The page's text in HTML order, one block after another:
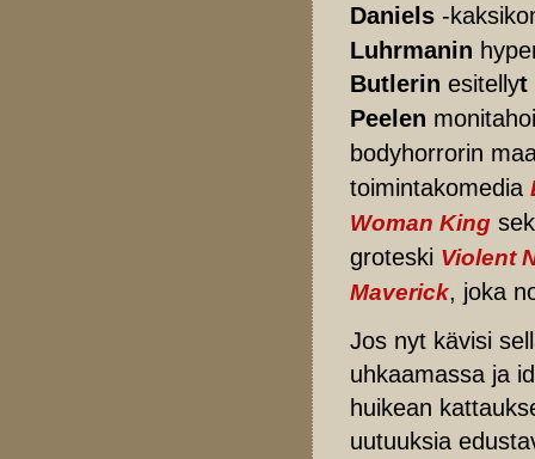
Daniels -
Luhrmanin
Butlerin esitellyt
Peelen
bodyhorrorin
toimintakomedia
Woman King
groteski Violent
Maverick, joka
Jos nyt kävisi
uhkaamassa ja
huikean
uutuuksia